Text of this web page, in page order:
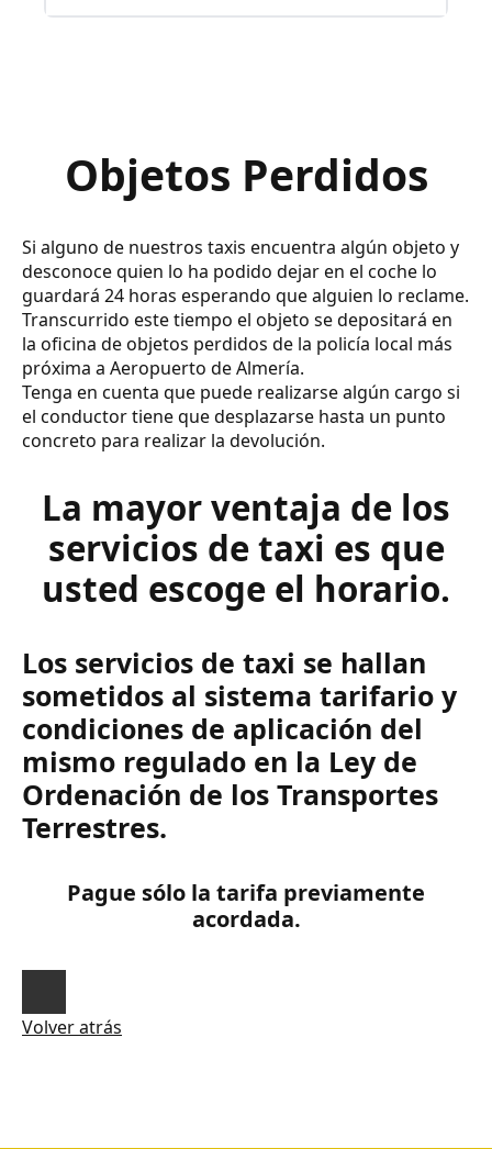
Objetos Perdidos
Si alguno de nuestros taxis encuentra algún objeto y
desconoce quien lo ha podido dejar en el coche lo
guardará 24 horas esperando que alguien lo reclame.
Transcurrido este tiempo el objeto se depositará en
la oficina de objetos perdidos de la policía local más
próxima a Aeropuerto de Almería.
Tenga en cuenta que puede realizarse algún cargo si
el conductor tiene que desplazarse hasta un punto
concreto para realizar la devolución.
La mayor ventaja de los
servicios de taxi es que
usted escoge el horario.
Los servicios de taxi se hallan
sometidos al sistema tarifario y
condiciones de aplicación del
mismo regulado en la Ley de
Ordenación de los Transportes
Terrestres.
Pague sólo la tarifa previamente
acordada.
Volver atrás